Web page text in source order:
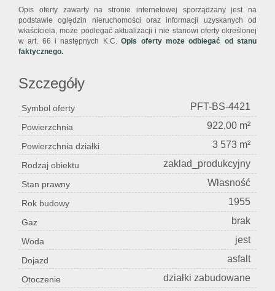
Opis oferty zawarty na stronie internetowej sporządzany jest na
podstawie oględzin nieruchomości oraz informacji uzyskanych od
właściciela, może podlegać aktualizacji i nie stanowi oferty określonej
w art. 66 i następnych K.C.Opis oferty może odbiegać od stanu
faktycznego.
Szczegóły
Symbol oferty PFT-BS-4421
Powierzchnia 922,00 m²
Powierzchnia działki 3 573 m²
Rodzaj obiektu zaklad_produkcyjny
Stan prawny Własność
Rok budowy 1955
Gaz brak
Woda jest
Dojazd asfalt
Otoczenie działki zabudowane